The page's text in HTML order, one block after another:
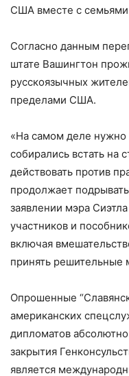
США вместе с
Согласно данным
штате Вашингтон
русскоязычных
пределами США.
«На самом деле нужно
собирались встать на
действовать против
продолжает
заявлении мэра
участников и
включая
принять решительные
Опрошенные
американских
дипломатов
закрытия
является